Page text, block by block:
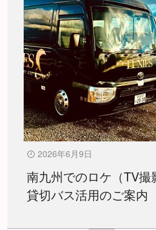
2026年6月9日
南九州でのロケ（TV撮
貸切バス活用のご案内